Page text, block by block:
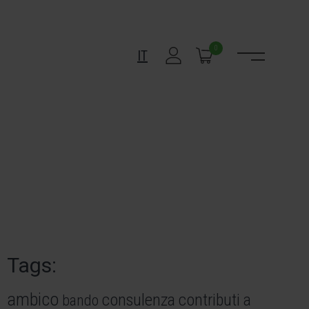
IT 0
Tags:
ambico bando consulenza contributi a